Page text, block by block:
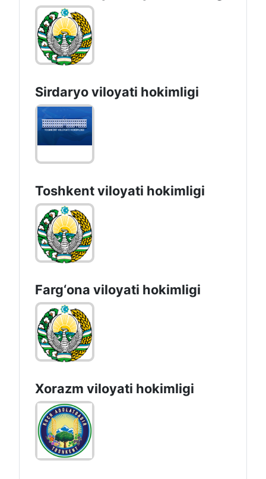
Sirdaryo vilоyati hоkimligi
Toshkent vilоyati hоkimligi
Farg‘оnа vilоyati hоkimligi
Xorazm vilоyati hоkimligi